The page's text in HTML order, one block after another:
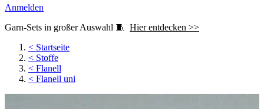
Anmelden
Garn-Sets in großer Auswahl 🧵 Hier entdecken >>
< Startseite
< Stoffe
< Flanell
< Flanell uni